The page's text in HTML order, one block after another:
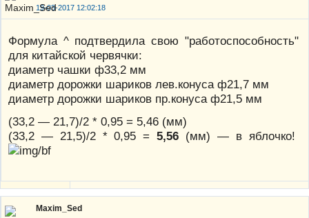
19-03-2017 12:02:18
Формула ^ подтвердила свою "работоспособность"
для китайской червячки:
диаметр чашки ф33,2 мм
диаметр дорожки шариков лев.конуса ф21,7 мм
диаметр дорожки шариков пр.конуса ф21,5 мм
(33,2 — 21,7)/2 * 0,95 = 5,46 (мм)
(33,2 — 21,5)/2 * 0,95 =5,56 (мм) — в яблочко!
Maxim_Sed